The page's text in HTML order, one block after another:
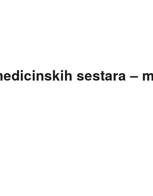
sestara –